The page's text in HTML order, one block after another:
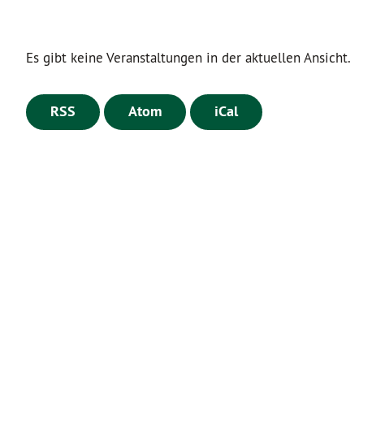
Es gibt keine Veranstaltungen in der aktuellen Ansicht.
RSS Atom iCal